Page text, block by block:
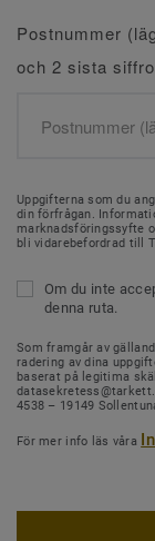
Postnummer
och 2 sista
Uppgifterna som du
din förfrågan.
marknadsföringssyfte
bli vidarebefordrad till
Om du inte
denna ruta.
Som framgår av
radering av dina
baserat på legitima
4538 – 19149
För mer info läs våra